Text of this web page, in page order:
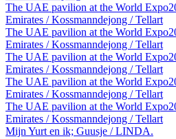
The UAE pavilion at the World
Emirates / Kossmanndejong / Tellart
The UAE pavilion at the World
Emirates / Kossmanndejong / Tellart
The UAE pavilion at the World
Emirates / Kossmanndejong / Tellart
The UAE pavilion at the World
Emirates / Kossmanndejong / Tellart
The UAE pavilion at the World
Emirates / Kossmanndejong / Tellart
Mijn Yurt en ik; Guusje / LINDA.